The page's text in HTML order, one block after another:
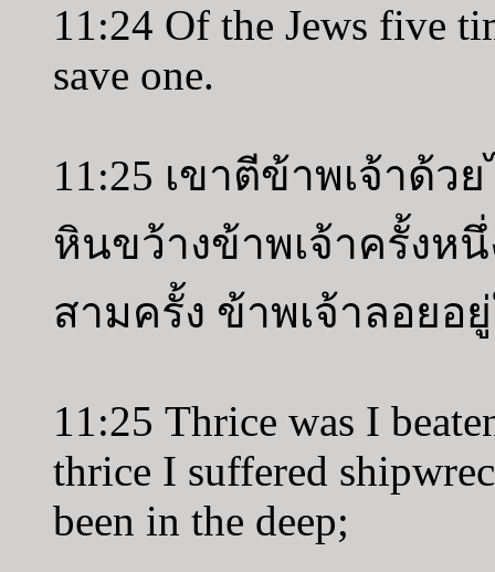
11:24 Of the Jews five
save one.
11:25 เขาตีข้าพเจ้าด้ว
หินขว้างข้าพเจ้าครั้งห
สามครั้ง ข้าพเจ้าลอย
11:25 Thrice was I
thrice I suffered
been in the deep;